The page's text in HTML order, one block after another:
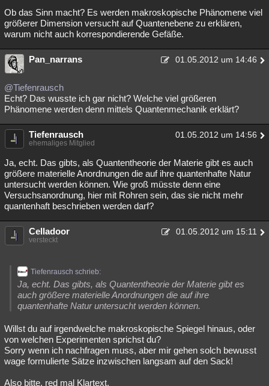
Ob das Sinn macht? Es werden makroskopische Phänomene viel
größerer Dimension versucht auf Quantenebene zu erklären,
warum nicht auch korrespondierende Gefäße.
Pan_narrans 01.05.2012 um 14:46
@Tiefenrausch
Echt? Das wusste ich gar nicht? Welche viel größeren
Phänomene werden denn mittels Quantenmechanik erklärt?
Tiefenrausch 01.05.2012 um 14:56
ehemaliges Mitglied
Ja, echt. Das gibts, als Quantentheorie der Materie gibt es auch
größere materielle Anordnungen die auf ihre quantenhafte Natur
untersucht werden können. Wie groß müsste denn eine
Versuchsanordnung, hier mit Rohren sein, das sie nicht mehr
quantenhaft beschrieben werden darf?
Celladoor 01.05.2012 um 15:11
versteckt
Tiefenrausch schrieb:
Ja, echt. Das gibts, als Quantentheorie der Materie gibt es
auch größere materielle Anordnungen die auf ihre
quantenhafte Natur untersucht werden können.
Willst du auf irgendwelche makroskopische Spiegel hinaus, oder
von welchen Experimenten sprichst du?
Sorry wenn ich nachfragen muss, aber mir gehen solch bewusst
wage formulierte Sätze inzwischen langsam auf den Sack!
Also bitte, red mal Klartext.